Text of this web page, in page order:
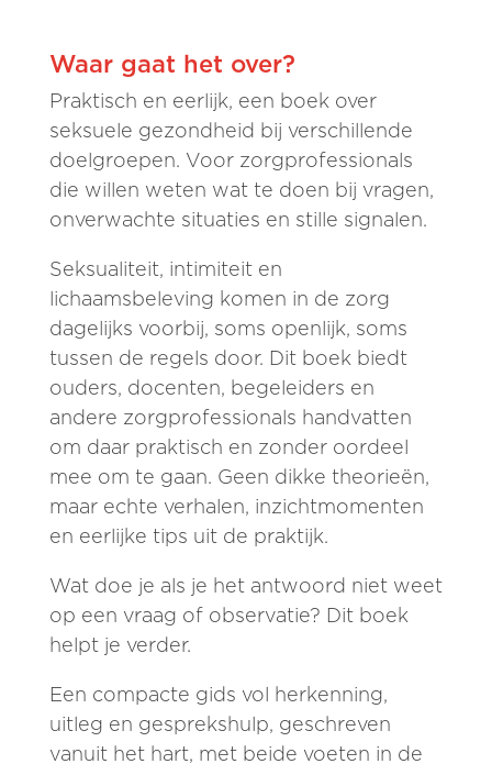
Waar gaat het over?
Praktisch en eerlijk, een boek over
seksuele gezondheid bij verschillende
doelgroepen. Voor zorgprofessionals
die willen weten wat te doen bij vragen,
onverwachte situaties en stille signalen.
Seksualiteit, intimiteit en
lichaamsbeleving komen in de zorg
dagelijks voorbij, soms openlijk, soms
tussen de regels door. Dit boek biedt
ouders, docenten, begeleiders en
andere zorgprofessionals handvatten
om daar praktisch en zonder oordeel
mee om te gaan. Geen dikke theorieën,
maar echte verhalen, inzichtmomenten
en eerlijke tips uit de praktijk.
Wat doe je als je het antwoord niet weet
op een vraag of observatie? Dit boek
helpt je verder.
Een compacte gids vol herkenning,
uitleg en gesprekshulp, geschreven
vanuit het hart, met beide voeten in de